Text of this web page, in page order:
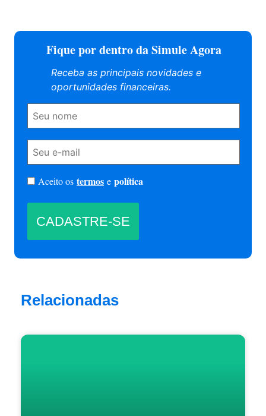
Fique por dentro da Simule Agora
Receba as principais novidades e
oportunidades financeiras.
Aceito os termos e política
Relacionadas